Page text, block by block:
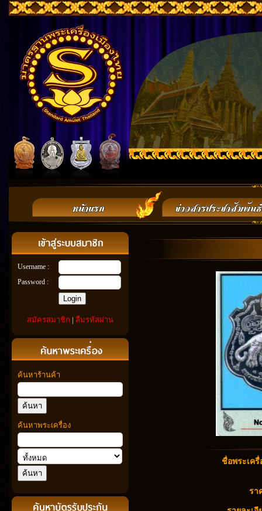
Username :
Password :
สมัครสมาชิก | ลืมรหัสผ่าน
ค้นหาร้านค้า
ค้นหาพระเครื่อง
ชื่อพระเครื่
รา